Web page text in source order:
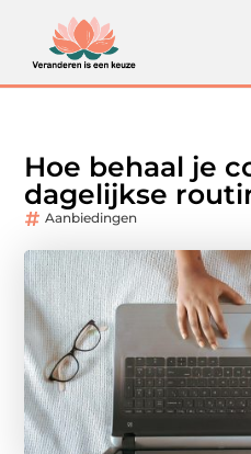
Hoe behaal je
dagelijkse
Aanbiedingen